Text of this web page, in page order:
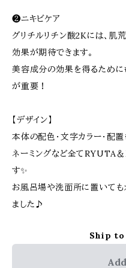
❷ニキビケア
グリチルリチン酸2Kには、肌
効果が期待できます。
美容成分の効果を得るために
が重要！
【デザイン】
本体の配色・文字カラー・配置
ネーミングなど全てRYUTA
す✨
お風呂場や洗面所に置いても
ました♪
Ship